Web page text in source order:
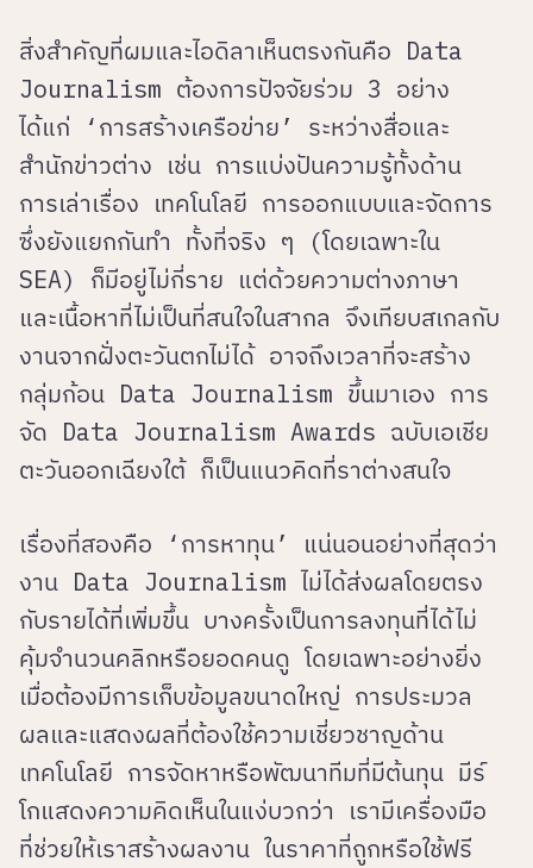
สิ่งสำคัญที่ผมและไอดิลาเห็นตรงกันคือ Data
Journalism ต้องการปัจจัยร่วม 3 อย่าง
ได้แก่ ‘การสร้างเครือข่าย’ ระหว่างสื่อและ
สำนักข่าวต่าง เช่น การแบ่งปันความรู้ทั้งด้าน
การเล่าเรื่อง เทคโนโลยี การออกแบบและจัดการ
ซึ่งยังแยกกันทำ ทั้งที่จริง ๆ (โดยเฉพาะใน
SEA) ก็มีอยู่ไม่กี่ราย แต่ด้วยความต่างภาษา
และเนื้อหาที่ไม่เป็นที่สนใจในสากล จึงเทียบสเกลกับ
งานจากฝั่งตะวันตกไม่ได้ อาจถึงเวลาที่จะสร้าง
กลุ่มก้อน Data Journalism ขึ้นมาเอง การ
จัด Data Journalism Awards ฉบับเอเชีย
ตะวันออกเฉียงใต้ ก็เป็นแนวคิดที่ราต่างสนใจ
เรื่องที่สองคือ ‘การหาทุน’ แน่นอนอย่างที่สุดว่า
งาน Data Journalism ไม่ได้ส่งผลโดยตรง
กับรายได้ที่เพิ่มขึ้น บางครั้งเป็นการลงทุนที่ได้ไม่
คุ้มจำนวนคลิกหรือยอดคนดู โดยเฉพาะอย่างยิ่ง
เมื่อต้องมีการเก็บข้อมูลขนาดใหญ่ การประมวล
ผลและแสดงผลที่ต้องใช้ความเชี่ยวชาญด้าน
เทคโนโลยี การจัดหาหรือพัฒนาทีมที่มีต้นทุน มีร์
โกแสดงความคิดเห็นในแง่บวกว่า เรามีเครื่องมือ
ที่ช่วยให้เราสร้างผลงาน ในราคาที่ถูกหรือใช้ฟรี